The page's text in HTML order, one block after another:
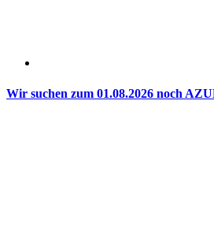
Wir suchen zum 01.08.2026 noch